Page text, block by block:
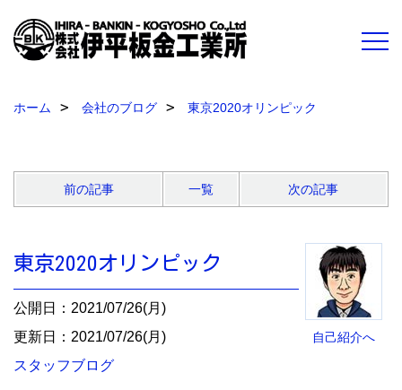
ホーム 会社のブログ 東京2020オリンピック
前の記事 一覧 次の記事
自己紹介へ
東京2020オリンピック
公開日：2021/07/26(月)
更新日：2021/07/26(月)
スタッフブログ